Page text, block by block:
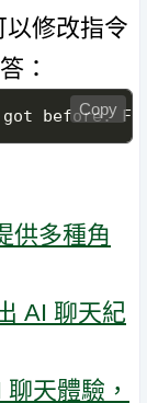
修改指令
：
before.Copy
供多種角
AI 聊天紀
天體驗，